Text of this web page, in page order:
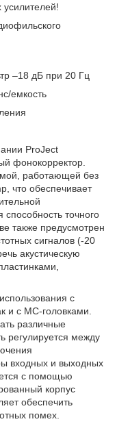
–18 дБ при 20 Гц
емкость
ProJect
фонокорректор.
работающей без
что обеспечивает
точного
также предусмотрен
сигналов (-20
акустическую
с
и с MC-головками.
различные
регулируется между
входных и выходных
с помощью
корпус
обеспечить
помех.